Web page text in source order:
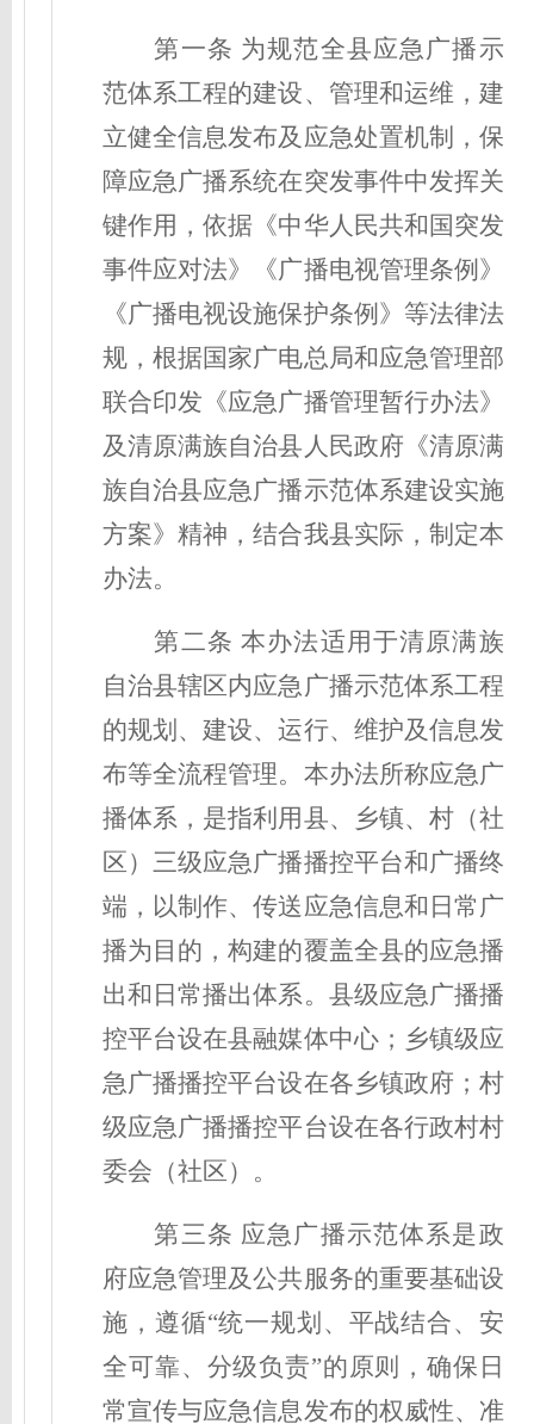
第一条 为规范全县应急广播示
范体系工程的建设、管理和运维，建
立健全信息发布及应急处置机制，保
障应急广播系统在突发事件中发挥关
键作用，依据《中华人民共和国突发
事件应对法》《广播电视管理条例》
《广播电视设施保护条例》等法律法
规，根据国家广电总局和应急管理部
联合印发《应急广播管理暂行办法》
及清原满族自治县人民政府《清原满
族自治县应急广播示范体系建设实施
方案》精神，结合我县实际，制定本
办法。
第二条 本办法适用于清原满族
自治县辖区内应急广播示范体系工程
的规划、建设、运行、维护及信息发
布等全流程管理。本办法所称应急广
播体系，是指利用县、乡镇、村（社
区）三级应急广播播控平台和广播终
端，以制作、传送应急信息和日常广
播为目的，构建的覆盖全县的应急播
出和日常播出体系。县级应急广播播
控平台设在县融媒体中心； 乡镇级应
急广播播控平台设在各乡镇政府 ； 村
级应急广播播控平台设在各行政村村
委会（社区）。
第三条 应急广播示范体系是政
府应急管理及公共服务的重要基础设
施，遵循“统一规划、平战结合、安
全可靠、分级负责”的原则，确保日
常宣传与应急信息发布的权威性、准